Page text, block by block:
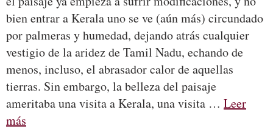
bien entrar a Kerala uno se ve (aún más) circundado
por palmeras y humedad, dejando atrás cualquier
vestigio de la aridez de Tamil Nadu, echando de
menos, incluso, el abrasador calor de aquellas
tierras. Sin embargo, la belleza del paisaje
ameritaba una visita a Kerala, una visita … Leer
más